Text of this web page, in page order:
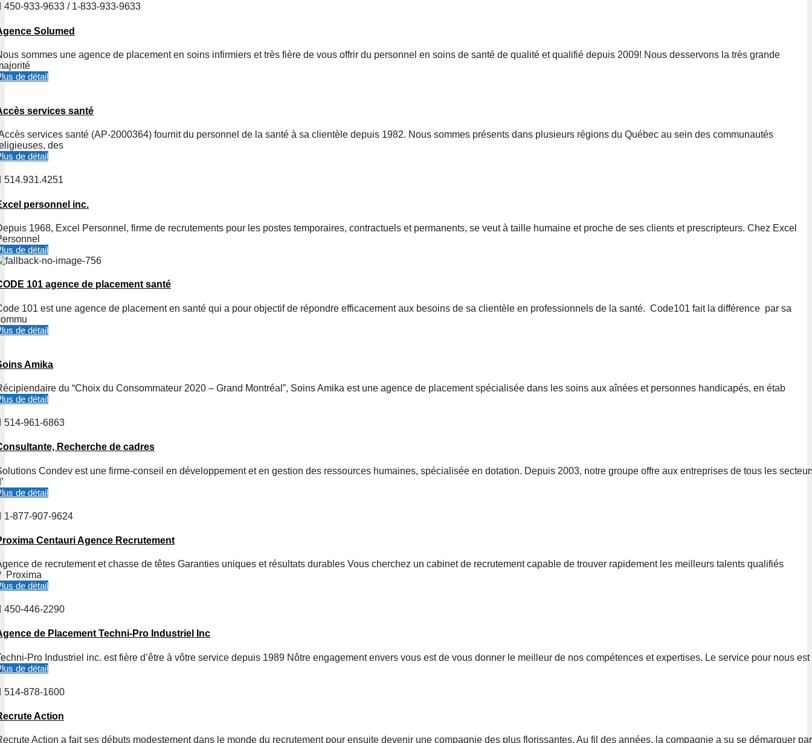
450-933-9633 / 1-833-933-9633
Solumed
sommes une agence de placement en soins infirmiers et très fière de vous offrir du personnel en soins de santé de qualité et qualifié depuis 2009! Nous desservons la très grande
de détail
services santé
services santé (AP-2000364) fournit du personnel de la santé à sa clientèle depuis 1982. Nous sommes présents dans plusieurs régions du Québec au sein des communautés
des
de détail
514.931.4251
personnel inc.
1968, Excel Personnel, firme de recrutements pour les postes temporaires, contractuels et permanents, se veut à taille humaine et proche de ses clients et prescripteurs. Chez Excel
de détail
101 agence de placement santé
101 est une agence de placement en santé qui a pour objectif de répondre efficacement aux besoins de sa clientèle en professionnels de la santé. Code101 fait la différence par sa
de détail
Amika
du “Choix du Consommateur 2020 – Grand Montréal”, Soins Amika est une agence de placement spécialisée dans les soins aux aînées et personnes handicapés, en étab
de détail
514-961-6863
Recherche de cadres
Condev est une firme-conseil en développement et en gestion des ressources humaines, spécialisée en dotation. Depuis 2003, notre groupe offre aux entreprises de tous les
de détail
1-877-907-9624
Centauri Agence Recrutement
de recrutement et chasse de têtes Garanties uniques et résultats durables Vous cherchez un cabinet de recrutement capable de trouver rapidement les meilleurs talents qualifiés
Proxima
de détail
450-446-2290
de Placement Techni-Pro Industriel Inc
Pro Industriel inc. est fière d’être à vôtre service depuis 1989 Nôtre engagement envers vous est de vous donner le meilleur de nos compétences et expertises. Le service pour nous est
de détail
514-878-1600
Action
Action a fait ses débuts modestement dans le monde du recrutement pour ensuite devenir une compagnie des plus florissantes. Au fil des années, la compagnie a su se démarquer par